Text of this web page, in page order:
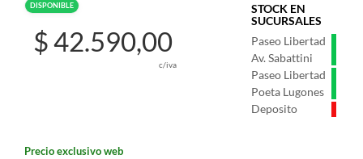
DISPONIBLE
STOCK EN
SUCURSALES
Paseo Libertad
Av. Sabattini
Paseo Libertad
Poeta Lugones
Deposito
$ 42.590,00
c/iva
Precio exclusivo web